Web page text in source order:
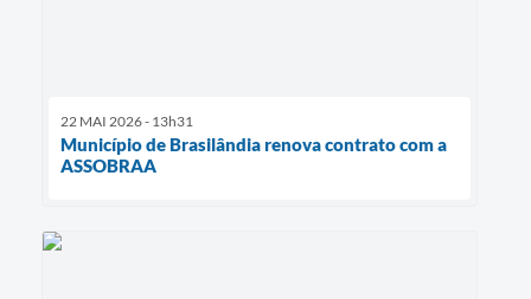
22 MAI 2026 - 13h31
Município de Brasilândia renova contrato com a
ASSOBRAA